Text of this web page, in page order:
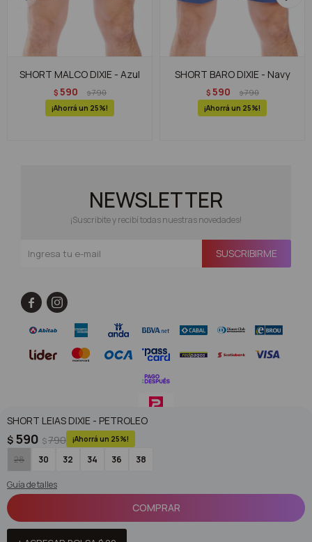
SHORT LEIAS DIXIE - PETROLEO
$ 590 $790 25
28 30 32 34 36 38
Guía de talles
COMPRAR
SHORT MALCO DIXIE - Azul
$ 590 $790
25
SHORT BARO DIXIE - Navy
$ 590 $790
25
NEWSLETTER
¡Suscribite y recibí todas nuestras novedades!
SUSCRIBIRME
 
© Copyright 2026 / Superoutlet / FORTER S.A Rut 213720560017